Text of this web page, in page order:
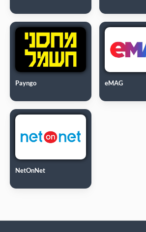
Payngo eMAG
NetOnNet